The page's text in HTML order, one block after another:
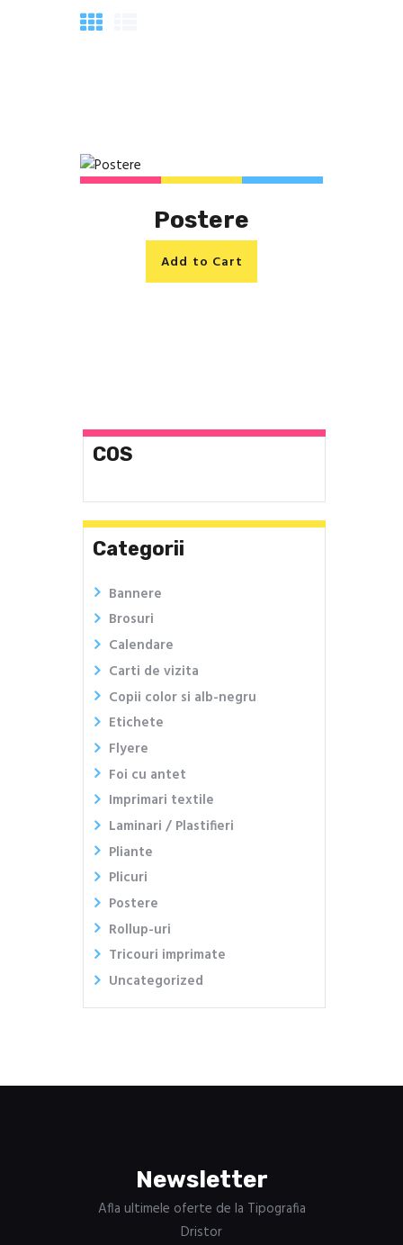
Postere
Add to Cart
COS
Categorii
Bannere
Brosuri
Calendare
Carti de vizita
Copii color si alb-negru
Etichete
Flyere
Foi cu antet
Imprimari textile
Laminari / Plastifieri
Pliante
Plicuri
Postere
Rollup-uri
Tricouri imprimate
Uncategorized
Newsletter
Afla ultimele oferte de la Tipografia
Dristor